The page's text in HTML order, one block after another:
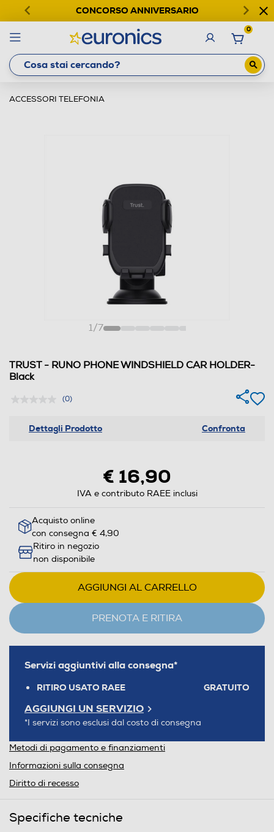
CONCORSO ANNIVERSARIO
0
ACCESSORI TELEFONIA
1/7
TRUST - RUNO PHONE WINDSHIELD CAR HOLDER-
Black
(0)
Dettagli Prodotto Confronta
€ 16,90
IVA e contributo RAEE inclusi
Acquisto online
con consegna € 4,90
Ritiro in negozio
non disponibile
AGGIUNGI AL CARRELLO
PRENOTA E RITIRA
Servizi aggiuntivi alla consegna*
RITIRO USATO RAEE GRATUITO
AGGIUNGI UN SERVIZIO
*I servizi sono esclusi dal costo di consegna
Metodi di pagamento e finanziamenti
Informazioni sulla consegna
Diritto di recesso
Specifiche tecniche